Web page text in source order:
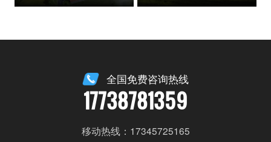
全国免费咨询热线
17738781359
移动热线：17345725165